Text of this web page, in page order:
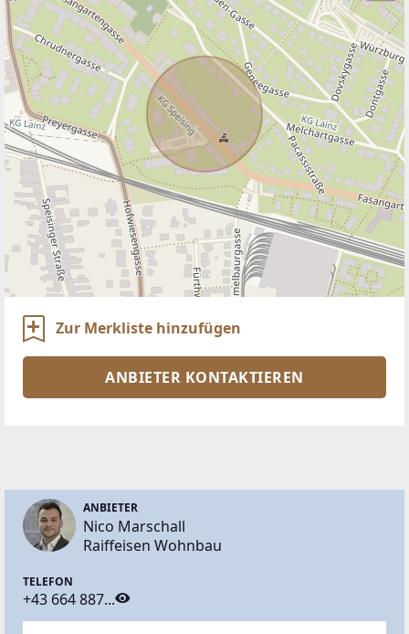
Zur Merkliste hinzufügen
ANBIETER KONTAKTIEREN
ANBIETER
Nico Marschall
Raiffeisen Wohnbau
TELEFON
+43 664 887...